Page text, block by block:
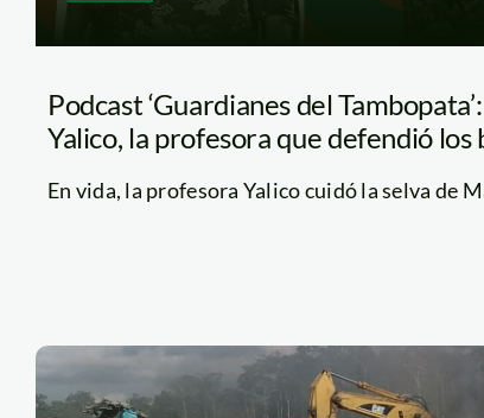
Podcast ‘Guardianes del
Yalico, la profesora que defendió los
En vida, la profesora Yalico cuidó la selva de